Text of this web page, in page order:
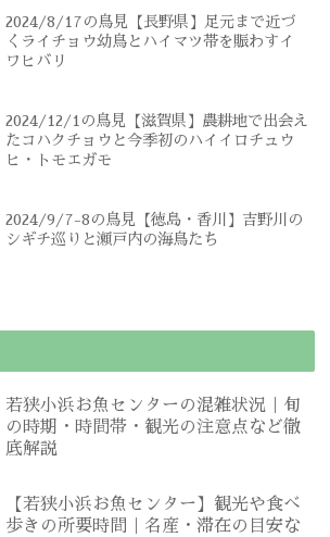
2024/8/17の鳥見【長野県】足元まで近づ
くライチョウ幼鳥とハイマツ帯を賑わすイ
ワヒバリ
2024/12/1の鳥見【滋賀県】農耕地で出会え
たコハクチョウと今季初のハイイロチュウ
ヒ・トモエガモ
2024/9/7-8の鳥見【徳島・香川】吉野川の
シギチ巡りと瀬戸内の海鳥たち
若狭小浜お魚センターの混雑状況｜旬
の時期・時間帯・観光の注意点など徹
底解説
【若狭小浜お魚センター】観光や食べ
歩きの所要時間｜名産・滞在の目安な